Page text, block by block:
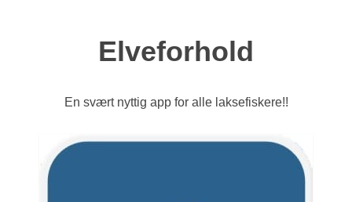
Elveforhold
En svært nyttig app for alle laksefiskere!!